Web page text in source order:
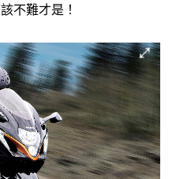
不難才是！